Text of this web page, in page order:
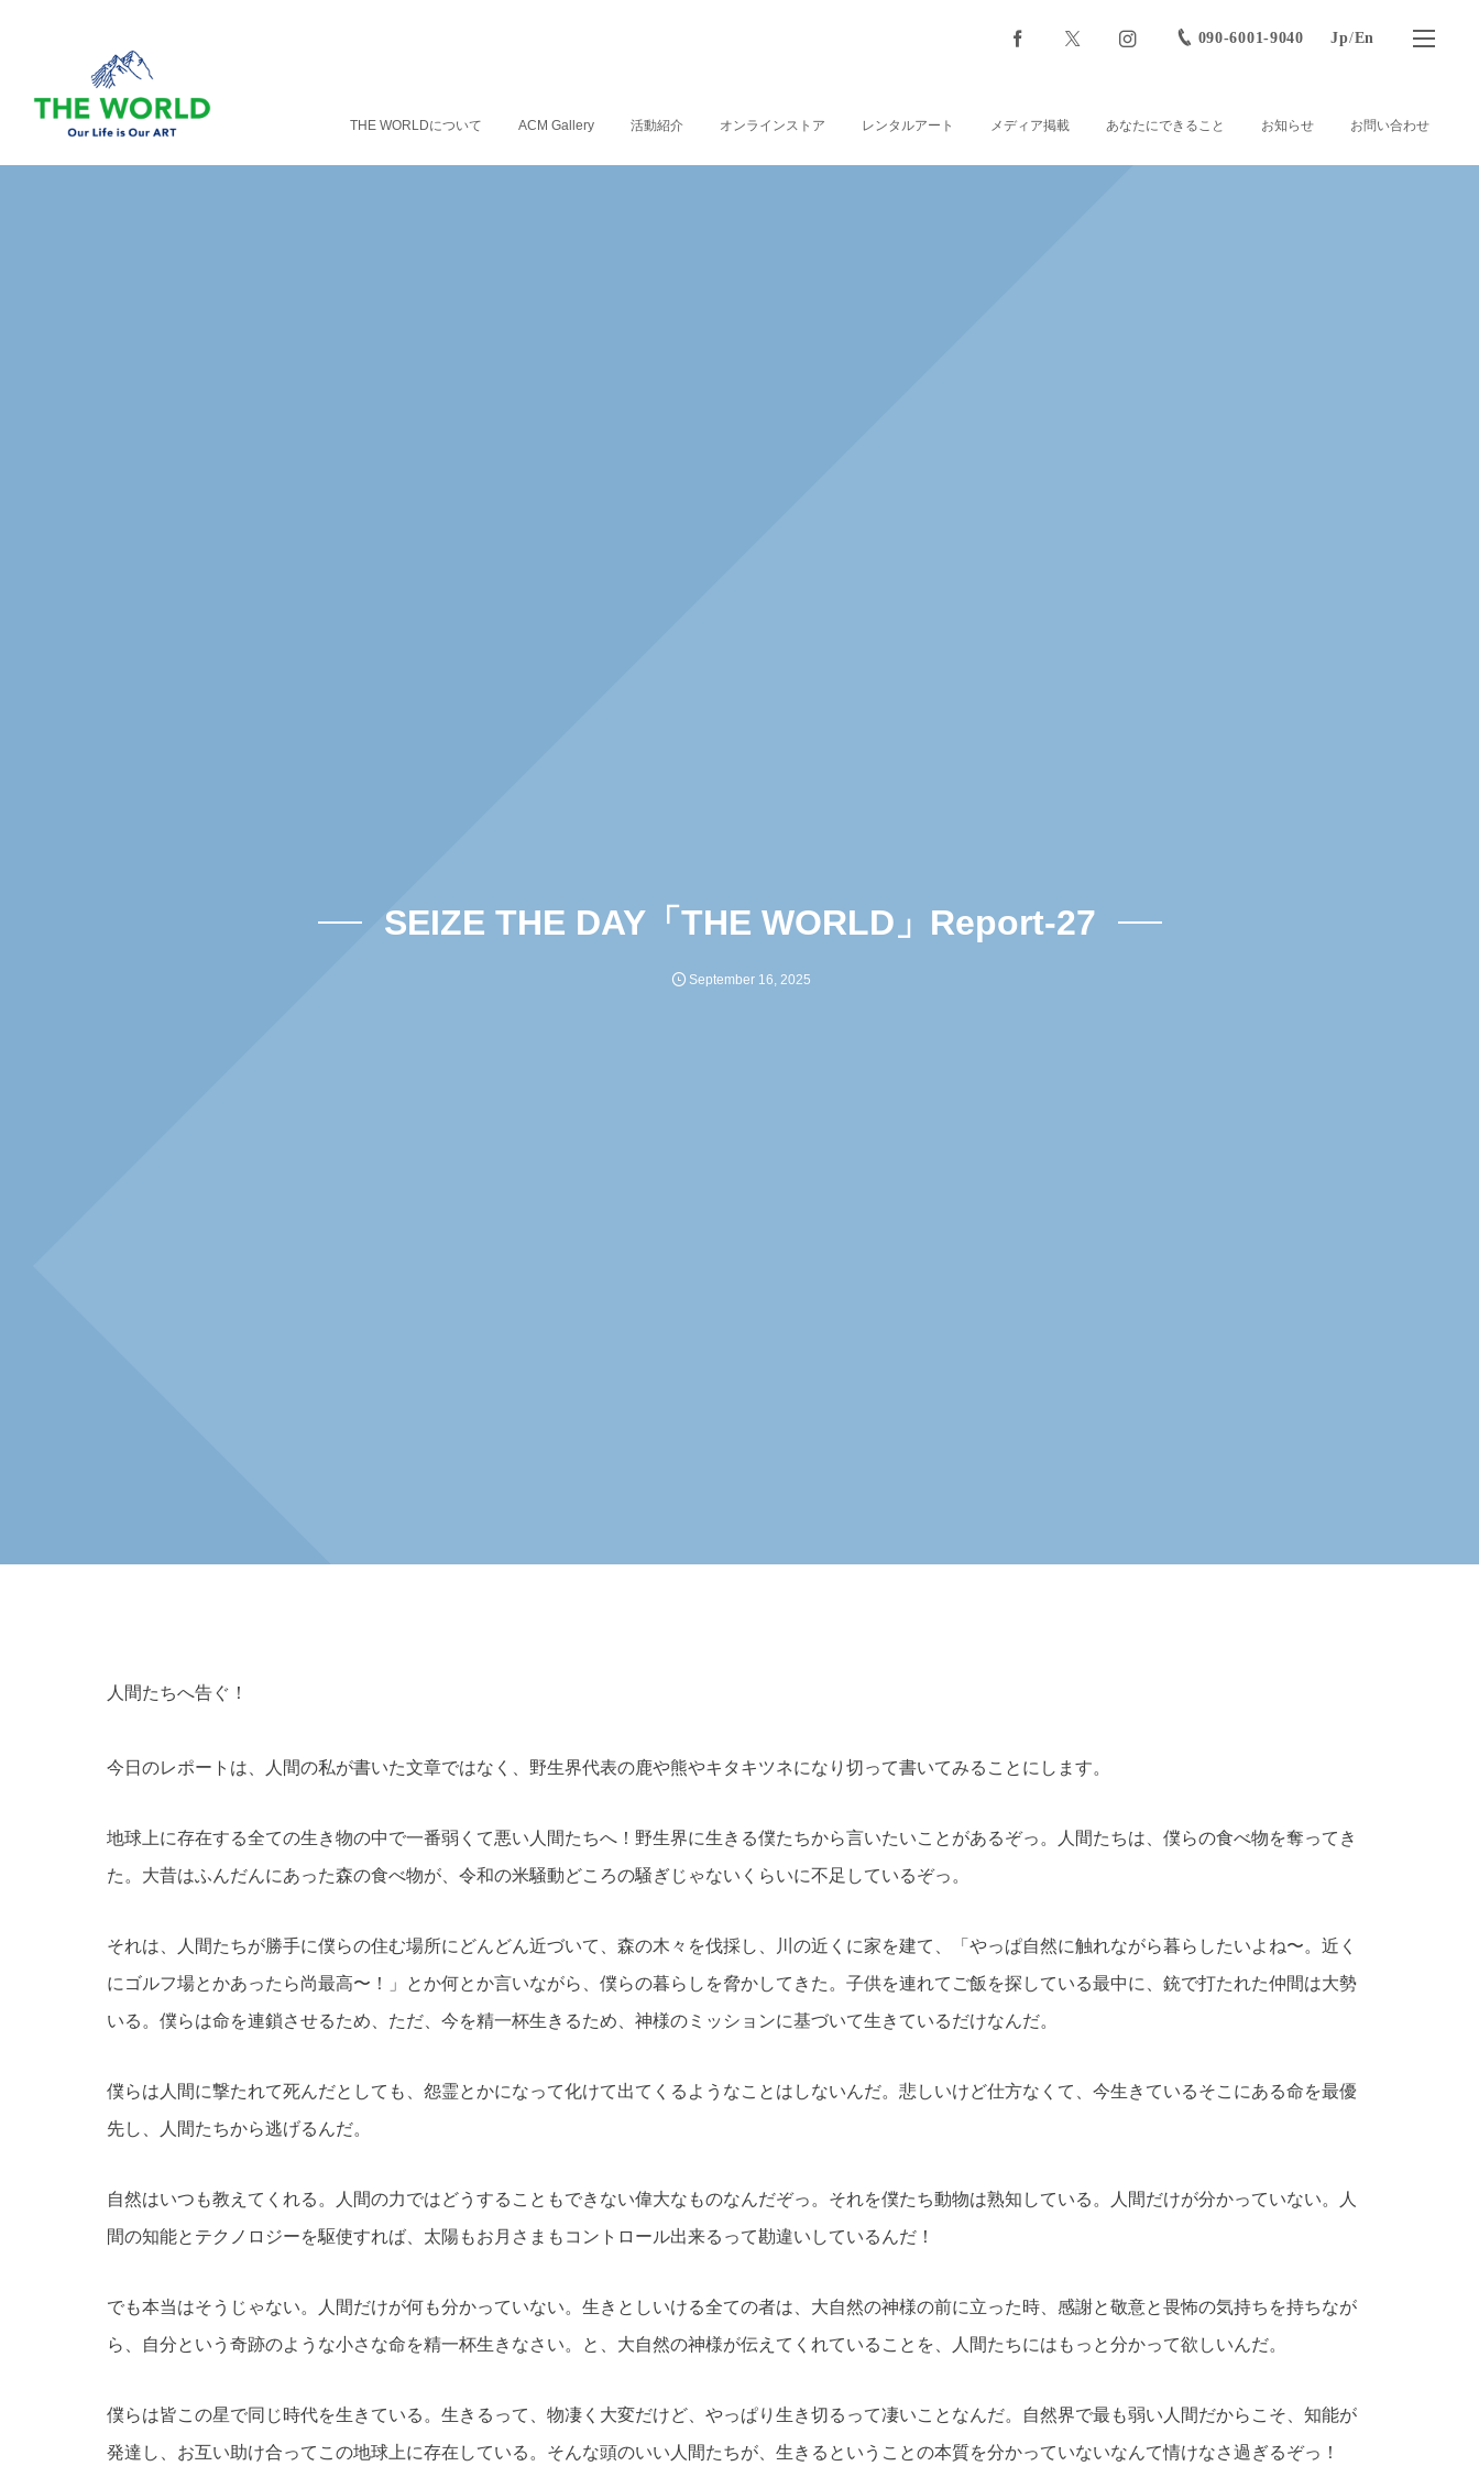
090-6001-9040 Jp/En
THE WORLDについて ACM Gallery 活動紹介 オンラインストア レンタルアート メディア掲載 あなたにできること お知らせ お問い合わせ
SEIZE THE DAY「THE WORLD」Report-27
September 16,2025
人間たちへ告ぐ！
今日のレポートは、人間の私が書いた文章ではなく、野生界代表の鹿や熊やキタキツネになり切って書いてみることにします。
地球上に存在する全ての生き物の中で一番弱くて悪い人間たちへ！野生界に生きる僕たちから言いたいことがあるぞっ。人間たちは、僕らの食べ物を奪ってき
た。大昔はふんだんにあった森の食べ物が、令和の米騒動どころの騒ぎじゃないくらいに不足しているぞっ。
それは、人間たちが勝手に僕らの住む場所にどんどん近づいて、森の木々を伐採し、川の近くに家を建て、「やっぱ自然に触れながら暮らしたいよね〜。近く
にゴルフ場とかあったら尚最高〜！」とか何とか言いながら、僕らの暮らしを脅かしてきた。子供を連れてご飯を探している最中に、銃で打たれた仲間は大勢
いる。僕らは命を連鎖させるため、ただ、今を精一杯生きるため、神様のミッションに基づいて生きているだけなんだ。
僕らは人間に撃たれて死んだとしても、怨霊とかになって化けて出てくるようなことはしないんだ。悲しいけど仕方なくて、今生きているそこにある命を最優
先し、人間たちから逃げるんだ。
自然はいつも教えてくれる。人間の力ではどうすることもできない偉大なものなんだぞっ。それを僕たち動物は熟知している。人間だけが分かっていない。人
間の知能とテクノロジーを駆使すれば、太陽もお月さまもコントロール出来るって勘違いしているんだ！
でも本当はそうじゃない。人間だけが何も分かっていない。生きとしいける全ての者は、大自然の神様の前に立った時、感謝と敬意と畏怖の気持ちを持ちなが
ら、自分という奇跡のような小さな命を精一杯生きなさい。と、大自然の神様が伝えてくれていることを、人間たちにはもっと分かって欲しいんだ。
僕らは皆この星で同じ時代を生きている。生きるって、物凄く大変だけど、やっぱり生き切るって凄いことなんだ。自然界で最も弱い人間だからこそ、知能が
発達し、お互い助け合ってこの地球上に存在している。そんな頭のいい人間たちが、生きるということの本質を分かっていないなんて情けなさ過ぎるぞっ！